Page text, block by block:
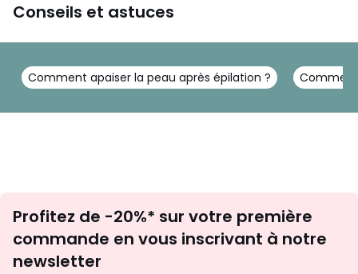
Tension automatiqu
Manuel
d’utilisation
Conseils et astuces
Comment apaiser la peau après épilation ?
newsletter
Profitez de -20%* sur votre première
commande en vous inscrivant à notre
newsletter